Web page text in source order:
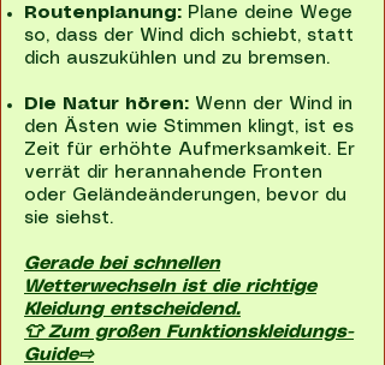
Routenplanung: Plane deine Wege
so, dass der Wind dich schiebt, statt
dich auszukühlen und zu bremsen.
Die Natur hören: Wenn der Wind in
den Ästen wie Stimmen klingt, ist es
Zeit für erhöhte Aufmerksamkeit. Er
verrät dir herannahende Fronten
oder Geländeänderungen, bevor du
sie siehst.
Gerade bei schnellen
Wetterwechseln ist die richtige
Kleidung entscheidend.
👕 Zum großen Funktionskleidungs-
Guide⇨